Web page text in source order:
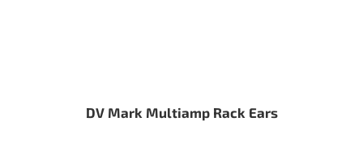
DV Mark Multiamp Rack Ears